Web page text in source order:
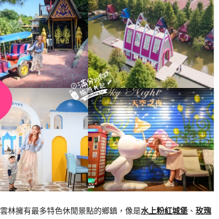
林擁有最多特色休閒景點的鄉鎮，像是水上粉紅城堡 、 玫瑰